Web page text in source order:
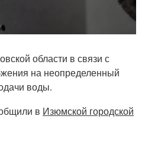
области в связи с
на неопределенный
воды.
в Изюмской городской